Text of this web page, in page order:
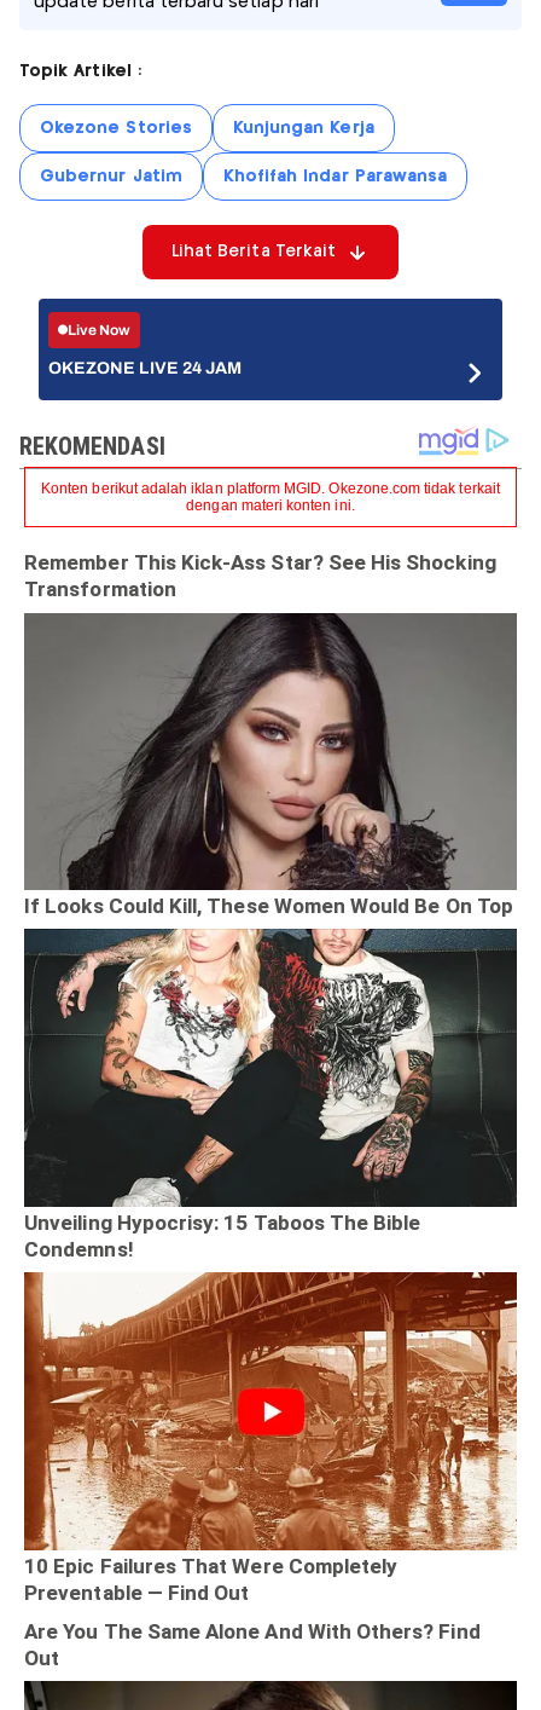
Topik Artikel :
Okezone Stories Kunjungan Kerja
Gubernur Jatim Khofifah Indar Parawansa
Lihat Berita Terkait
Live Now
OKEZONE LIVE 24 JAM